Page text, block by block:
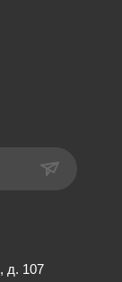
д. 107